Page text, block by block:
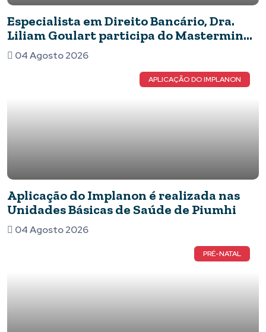
Especialista em Direito Bancário, Dra.
Liliam Goulart participa do Mastermind
Dinastia Black sobre Marketing e
Inteligência Artificial
04 Agosto 2026
APLICAÇÃO DO IMPLANON
Aplicação do Implanon é realizada nas
Unidades Básicas de Saúde de Piumhi
04 Agosto 2026
PRÉ-NATAL